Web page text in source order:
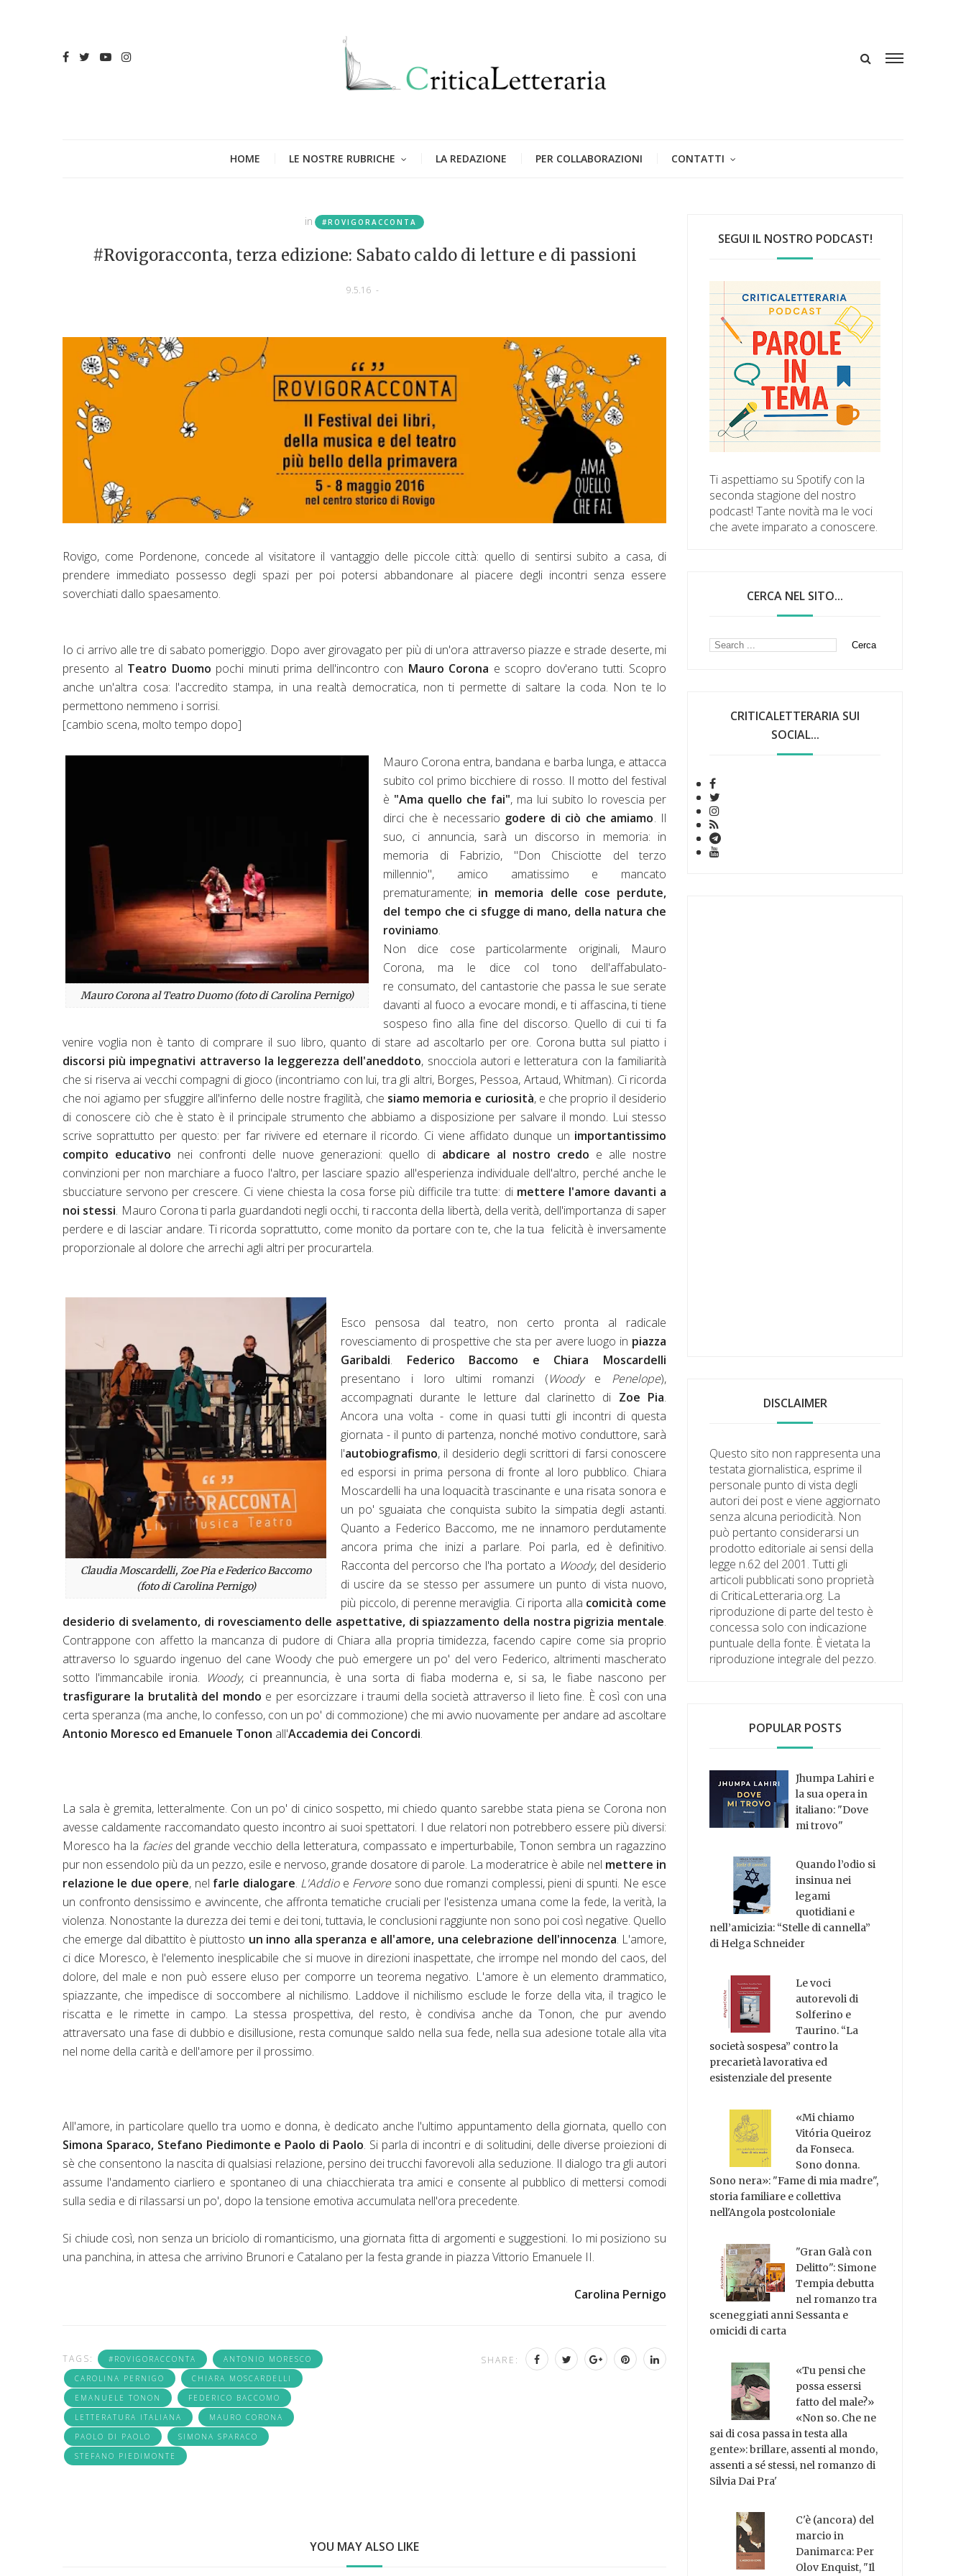
HOME LE NOSTRE RUBRICHE LA REDAZIONE PER COLLABORAZIONI CONTATTI
in #ROVIGORACCONTA
#Rovigoracconta, terza edizione: Sabato caldo di letture e di passioni
9.5.16 -
Rovigo, come Pordenone, concede al visitatore il vantaggio delle piccole città: quello di sentirsi subito a casa, di
prendere immediato possesso degli spazi per poi potersi abbandonare al piacere degli incontri senza essere
soverchiati dallo spaesamento.
Io ci arrivo alle tre di sabato pomeriggio. Dopo aver girovagato per più di un'ora attraverso piazze e strade deserte, mi
presento al Teatro Duomo pochi minuti prima dell'incontro con Mauro Corona e scopro dov'erano tutti. Scopro
anche un'altra cosa: l'accredito stampa, in una realtà democratica, non ti permette di saltare la coda. Non te lo
permettono nemmeno i sorrisi.
[cambio scena, molto tempo dopo]
Mauro Corona al Teatro Duomo (foto di Carolina Pernigo)
Mauro Corona entra, bandana e barba lunga, e attacca
subito col primo bicchiere di rosso. Il motto del festival
è "Ama quello che fai", ma lui subito lo rovescia per
dirci che è necessario godere di ciò che amiamo. Il
suo, ci annuncia, sarà un discorso in memoria: in
memoria di Fabrizio, "Don Chisciotte del terzo
millennio", amico amatissimo e mancato
prematuramente; in memoria delle cose perdute,
del tempo che ci sfugge di mano, della natura che
roviniamo.
Non dice cose particolarmente originali, Mauro
Corona, ma le dice col tono dell'affabulato-
re consumato, del cantastorie che passa le sue serate
davanti al fuoco a evocare mondi, e ti affascina, ti tiene
sospeso fino alla fine del discorso. Quello di cui ti fa
venire voglia non è tanto di comprare il suo libro, quanto di stare ad ascoltarlo per ore. Corona butta sul piatto i
discorsi più impegnativi attraverso la leggerezza dell'aneddoto, snocciola autori e letteratura con la familiarità
che si riserva ai vecchi compagni di gioco (incontriamo con lui, tra gli altri, Borges, Pessoa, Artaud, Whitman). Ci ricorda
che noi agiamo per sfuggire all'inferno delle nostre fragilità, che siamo memoria e curiosità, e che proprio il desiderio
di conoscere ciò che è stato è il principale strumento che abbiamo a disposizione per salvare il mondo. Lui stesso
scrive soprattutto per questo: per far rivivere ed eternare il ricordo. Ci viene affidato dunque un importantissimo
compito educativo nei confronti delle nuove generazioni: quello di abdicare al nostro credo e alle nostre
convinzioni per non marchiare a fuoco l'altro, per lasciare spazio all'esperienza individuale dell'altro, perché anche le
sbucciature servono per crescere. Ci viene chiesta la cosa forse più difficile tra tutte: di mettere l'amore davanti a
noi stessi. Mauro Corona ti parla guardandoti negli occhi, ti racconta della libertà, della verità, dell'importanza di saper
perdere e di lasciar andare. Ti ricorda soprattutto, come monito da portare con te, che la tua felicità è inversamente
proporzionale al dolore che arrechi agli altri per procurartela.
Claudia Moscardelli, Zoe Pia e Federico Baccomo
(foto di Carolina Pernigo)
Esco pensosa dal teatro, non certo pronta al radicale
rovesciamento di prospettive che sta per avere luogo in piazza
Garibaldi. Federico Baccomo e Chiara Moscardelli
presentano i loro ultimi romanzi (Woodye Penelope),
accompagnati durante le letture dal clarinetto di Zoe Pia.
Ancora una volta - come in quasi tutti gli incontri di questa
giornata - il punto di partenza, nonché motivo conduttore, sarà
l'autobiografismo, il desiderio degli scrittori di farsi conoscere
ed esporsi in prima persona di fronte al loro pubblico. Chiara
Moscardelli ha una loquacità trascinante e una risata sonora e
un po' sguaiata che conquista subito la simpatia degli astanti.
Quanto a Federico Baccomo, me ne innamoro perdutamente
ancora prima che inizi a parlare. Poi parla, ed è definitivo.
Racconta del percorso che l'ha portato a Woody, del desiderio
di uscire da se stesso per assumere un punto di vista nuovo,
più piccolo, di perenne meraviglia. Ci riporta alla comicità come
desiderio di svelamento, di rovesciamento delle aspettative, di spiazzamento della nostra pigrizia mentale.
Contrappone con affetto la mancanza di pudore di Chiara alla propria timidezza, facendo capire come sia proprio
attraverso lo sguardo ingenuo del cane Woody che può emergere un po' del vero Federico, altrimenti mascherato
sotto l'immancabile ironia. Woody, ci preannuncia, è una sorta di fiaba moderna e, si sa, le fiabe nascono per
trasfigurare la brutalità del mondo e per esorcizzare i traumi della società attraverso il lieto fine. È così con una
certa speranza (ma anche, lo confesso, con un po' di commozione) che mi avvio nuovamente per andare ad ascoltare
Antonio Moresco ed Emanuele Tonon all'Accademia dei Concordi.
La sala è gremita, letteralmente. Con un po' di cinico sospetto, mi chiedo quanto sarebbe stata piena se Corona non
avesse caldamente raccomandato questo incontro ai suoi spettatori. I due relatori non potrebbero essere più diversi:
Moresco ha la faciesdel grande vecchio della letteratura, compassato e imperturbabile, Tonon sembra un ragazzino
pur non essendolo più da un pezzo, esile e nervoso, grande dosatore di parole. La moderatrice è abile nel mettere in
relazione le due opere, nel farle dialogare. L'Addioe Fervoresono due romanzi complessi, pieni di spunti. Ne esce
un confronto densissimo e avvincente, che affronta tematiche cruciali per l'esistenza umana come la fede, la verità, la
violenza. Nonostante la durezza dei temi e dei toni, tuttavia, le conclusioni raggiunte non sono poi così negative. Quello
che emerge dal dibattito è piuttosto un inno alla speranza e all'amore, una celebrazione dell'innocenza. L'amore,
ci dice Moresco, è l'elemento inesplicabile che si muove in direzioni inaspettate, che irrompe nel mondo del caos, del
dolore, del male e non può essere eluso per comporre un teorema negativo. L'amore è un elemento drammatico,
spiazzante, che impedisce di soccombere al nichilismo. Laddove il nichilismo esclude le forze della vita, il tragico le
riscatta e le rimette in campo. La stessa prospettiva, del resto, è condivisa anche da Tonon, che pur avendo
attraversato una fase di dubbio e disillusione, resta comunque saldo nella sua fede, nella sua adesione totale alla vita
nel nome della carità e dell'amore per il prossimo.
All'amore, in particolare quello tra uomo e donna, è dedicato anche l'ultimo appuntamento della giornata, quello con
Simona Sparaco, Stefano Piedimonte e Paolo di Paolo. Si parla di incontri e di solitudini, delle diverse proiezioni di
sè che consentono la nascita di qualsiasi relazione, persino dei trucchi favorevoli alla seduzione. Il dialogo tra gli autori
assume l'andamento ciarliero e spontaneo di una chiacchierata tra amici e consente al pubblico di mettersi comodi
sulla sedia e di rilassarsi un po', dopo la tensione emotiva accumulata nell'ora precedente.
Si chiude così, non senza un briciolo di romanticismo, una giornata fitta di argomenti e suggestioni. Io mi posiziono su
una panchina, in attesa che arrivino Brunori e Catalano per la festa grande in piazza Vittorio Emanuele II.
Carolina Pernigo
TAGS: #ROVIGORACCONTA
ANTONIO MORESCO
CAROLINA PERNIGO
CHIARA MOSCARDELLI
EMANUELE TONON
FEDERICO BACCOMO
LETTERATURA ITALIANA
MAURO CORONA
PAOLO DI PAOLO
SIMONA SPARACO
STEFANO PIEDIMONTE
SHARE:
YOU MAY ALSO LIKE
SEGUI IL NOSTRO PODCAST!
Ti aspettiamo su Spotify con la
seconda stagione del nostro
podcast! Tante novità ma le voci
che avete imparato a conoscere.
CERCA NEL SITO...
CRITICALETTERARIA SUI
SOCIAL...
DISCLAIMER
Questo sito non rappresenta una
testata giornalistica, esprime il
personale punto di vista degli
autori dei post e viene aggiornato
senza alcuna periodicità. Non
può pertanto considerarsi un
prodotto editoriale ai sensi della
legge n.62 del 2001. Tutti gli
articoli pubblicati sono proprietà
di CriticaLetteraria.org. La
riproduzione di parte del testo è
concessa solo con indicazione
puntuale della fonte. È vietata la
riproduzione integrale del pezzo.
POPULAR POSTS
Jhumpa Lahiri e
la sua opera in
italiano: "Dove
mi trovo"
Quando l’odio si
insinua nei
legami
quotidiani e
nell’amicizia: “Stelle di cannella”
di Helga Schneider
Le voci
autorevoli di
Solferino e
Taurino. “La
società sospesa” contro la
precarietà lavorativa ed
esistenziale del presente
«Mi chiamo
Vitória Queiroz
da Fonseca.
Sono donna.
Sono nera»: "Fame di mia madre",
storia familiare e collettiva
nell'Angola postcoloniale
"Gran Galà con
Delitto": Simone
Tempia debutta
nel romanzo tra
sceneggiati anni Sessanta e
omicidi di carta
«Tu pensi che
possa essersi
fatto del male?»
«Non so. Che ne
sai di cosa passa in testa alla
gente»: brillare, assenti al mondo,
assenti a sé stessi, nel romanzo di
Silvia Dai Pra'
C'è (ancora) del
marcio in
Danimarca: Per
Olov Enquist, "Il